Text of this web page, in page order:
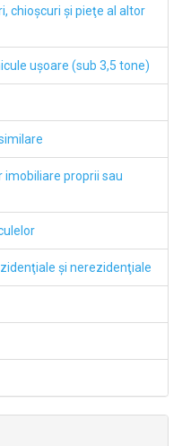
chioşcuri şi pieţe al altor
uşoare (sub 3,5 tone)
imobiliare proprii sau
şi nerezidenţiale